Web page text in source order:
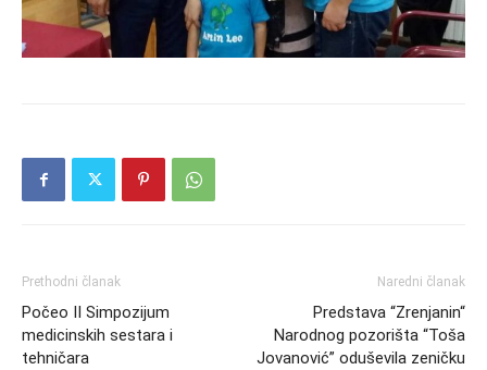
Prethodni članak
Počeo II Simpozijum
medicinskih sestara i
tehničara
Naredni članak
Predstava “Zrenjanin“
Narodnog pozorišta “Toša
Jovanović” oduševila zeničku